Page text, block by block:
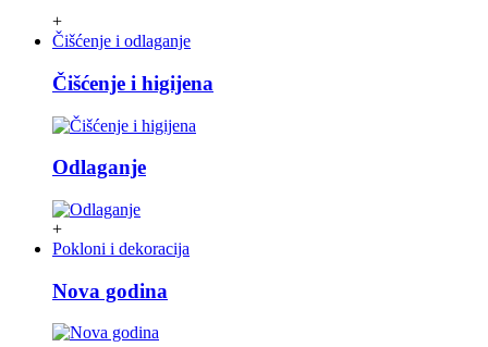
+
Čišćenje i odlaganje
Čišćenje i higijena
Odlaganje
+
Pokloni i dekoracija
Nova godina